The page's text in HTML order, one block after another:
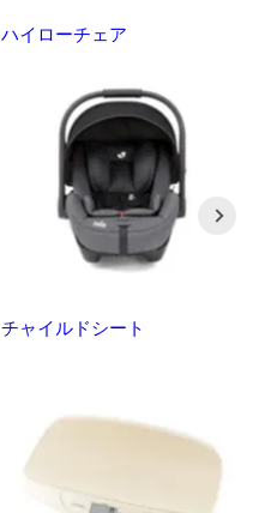
ハイローチェア
チャイルドシート